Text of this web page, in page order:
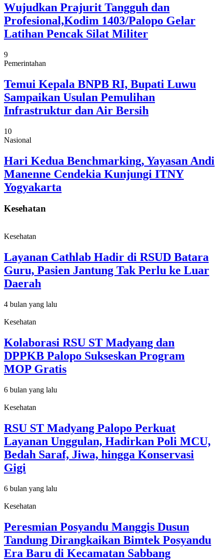
Wujudkan Prajurit Tangguh dan
Profesional,Kodim 1403/Palopo Gelar
Latihan Pencak Silat Militer
9
Pemerintahan
Temui Kepala BNPB RI, Bupati Luwu
Sampaikan Usulan Pemulihan
Infrastruktur dan Air Bersih
10
Nasional
Hari Kedua Benchmarking, Yayasan Andi
Manenne Cendekia Kunjungi ITNY
Yogyakarta
Kesehatan
Kesehatan
Layanan Cathlab Hadir di RSUD Batara
Guru, Pasien Jantung Tak Perlu ke Luar
Daerah
4 bulan yang lalu
Kesehatan
Kolaborasi RSU ST Madyang dan
DPPKB Palopo Sukseskan Program
MOP Gratis
6 bulan yang lalu
Kesehatan
RSU ST Madyang Palopo Perkuat
Layanan Unggulan, Hadirkan Poli MCU,
Bedah Saraf, Jiwa, hingga Konservasi
Gigi
6 bulan yang lalu
Kesehatan
Peresmian Posyandu Manggis Dusun
Tandung Dirangkaikan Bimtek Posyandu
Era Baru di Kecamatan Sabbang